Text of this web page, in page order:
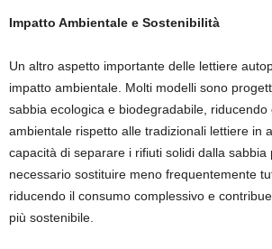
Impatto Ambientale e Sostenibilità
Un altro aspetto importante delle lettiere
impatto ambientale. Molti modelli sono
sabbia ecologica e biodegradabile, riducendo
ambientale rispetto alle tradizionali lettiere in
capacità di separare i rifiuti solidi dalla sabbia
necessario sostituire meno frequentemente
riducendo il consumo complessivo e
più sostenibile.